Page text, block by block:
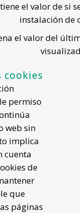
el valor de si
instalación de
el valor del
cookies
permiso
web sin
implica
cuenta
de
que
páginas